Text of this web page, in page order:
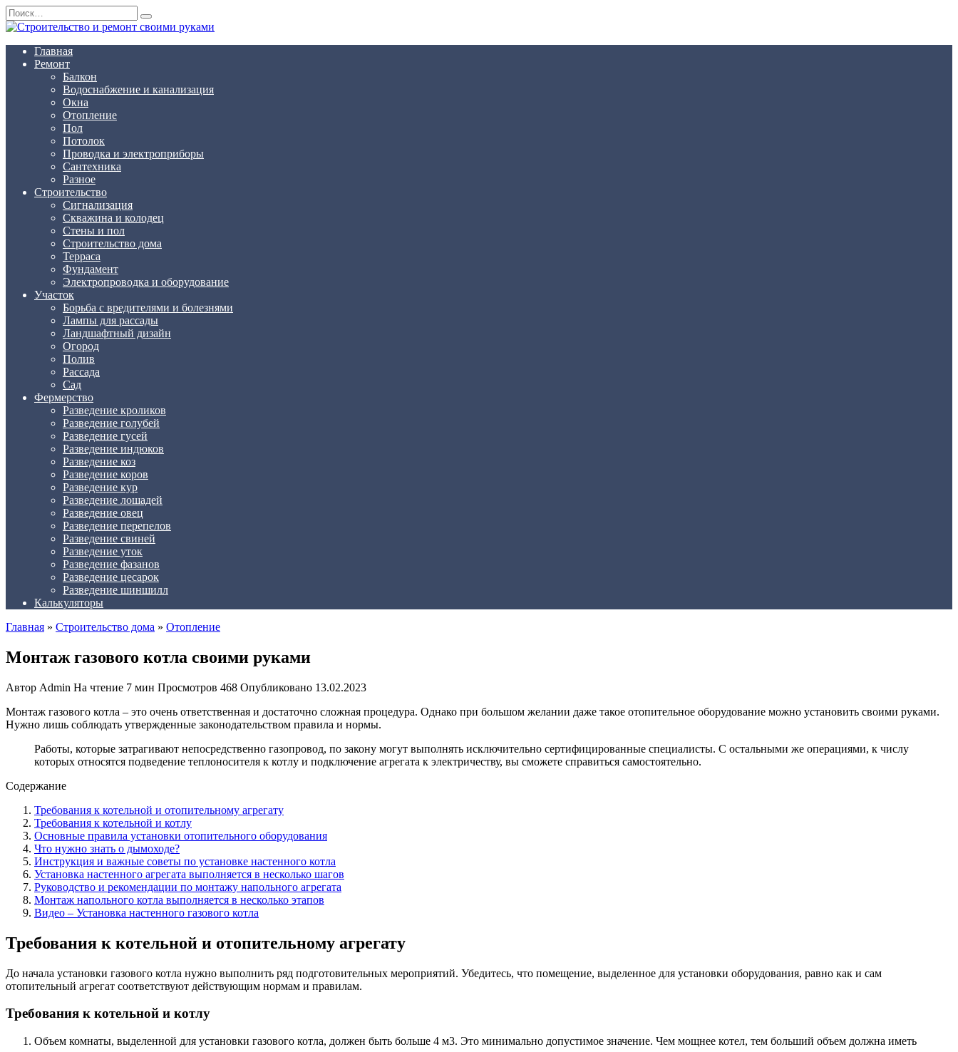
Перейти
к
содержанию
Search
for:
Главная
Ремонт
Балкон
Водоснабжение и канализация
Окна
Отопление
Пол
Потолок
Проводка и электроприборы
Сантехника
Разное
Строительство
Сигнализация
Скважина и колодец
Стены и пол
Строительство дома
Терраса
Фундамент
Электропроводка и оборудование
Участок
Борьба с вредителями и болезнями
Лампы для рассады
Ландшафтный дизайн
Огород
Полив
Рассада
Сад
Фермерство
Разведение кроликов
Разведение голубей
Разведение гусей
Разведение индюков
Разведение коз
Разведение коров
Разведение кур
Разведение лошадей
Разведение овец
Разведение перепелов
Разведение свиней
Разведение уток
Разведение фазанов
Разведение цесарок
Разведение шиншилл
Калькуляторы
Главная » Строительство дома » Отопление
Монтаж газового котла своими руками
Автор Admin На чтение 7 мин Просмотров 468 Опубликовано 13.02.2023
Монтаж газового котла – это очень ответственная и достаточно сложная процедура. Однако при большом желании даже такое отопительное оборудование можно установить своими руками.
Нужно лишь соблюдать утвержденные законодательством правила и нормы.
Работы, которые затрагивают непосредственно газопровод, по закону могут выполнять исключительно сертифицированные специалисты. С остальными же операциями, к числу
которых относятся подведение теплоносителя к котлу и подключение агрегата к электричеству, вы сможете справиться самостоятельно.
Содержание
Требования к котельной и отопительному агрегату
Требования к котельной и котлу
Основные правила установки отопительного оборудования
Что нужно знать о дымоходе?
Инструкция и важные советы по установке настенного котла
Установка настенного агрегата выполняется в несколько шагов
Руководство и рекомендации по монтажу напольного агрегата
Монтаж напольного котла выполняется в несколько этапов
Видео – Установка настенного газового котла
Требования к котельной и отопительному агрегату
До начала установки газового котла нужно выполнить ряд подготовительных мероприятий. Убедитесь, что помещение, выделенное для установки оборудования, равно как и сам
отопительный агрегат соответствуют действующим нормам и правилам.
Требования к котельной и котлу
Объем комнаты, выделенной для установки газового котла, должен быть больше 4 м3. Это минимально допустимое значение. Чем мощнее котел, тем больший объем должна иметь